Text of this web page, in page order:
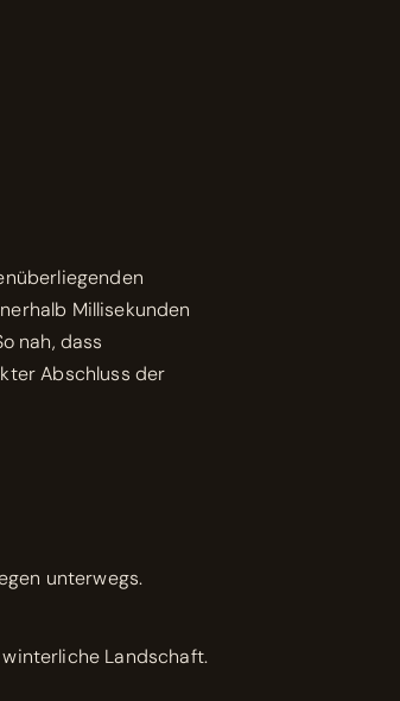
Millisekunden
nah, dass
Abschluss der